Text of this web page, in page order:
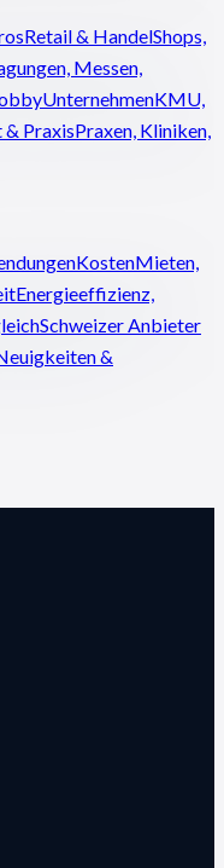
Retail & HandelShops,
Messen,
UnternehmenKMU,
& PraxisPraxen, Kliniken,
KostenMieten,
Energieeffizienz,
Schweizer Anbieter
&